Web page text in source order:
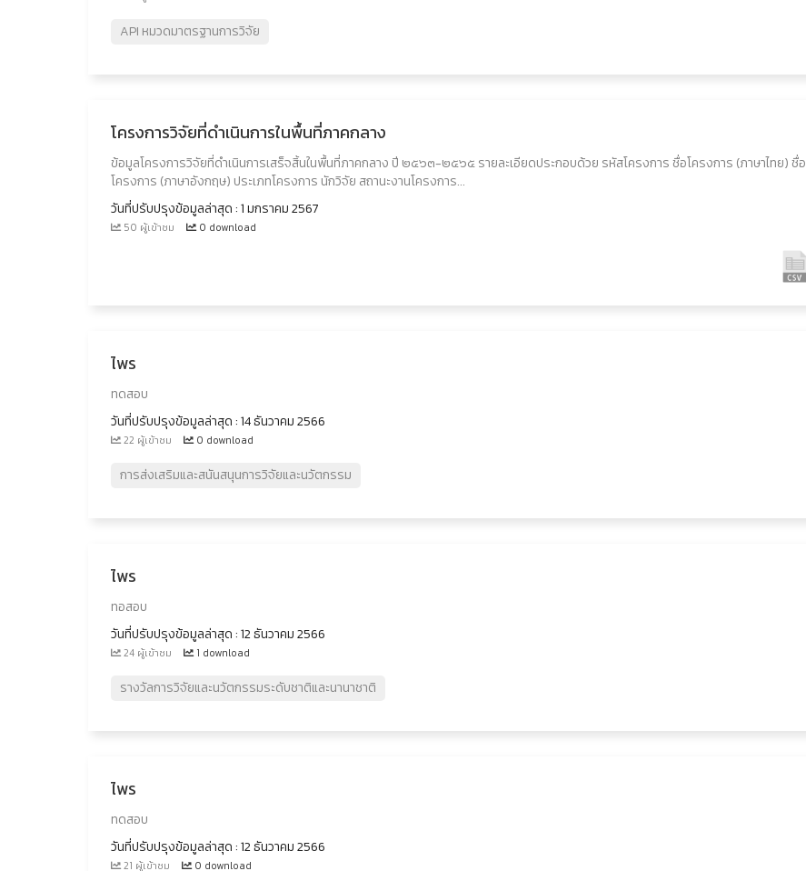
API หมวดมาตรฐานการวิจัย
โครงการวิจัยที่ดำเนินการในพื้นที่ภาคกลาง
ข้อมูลโครงการวิจัยที่ดำเนินการเสร็จสิ้นในพื้นที่ภาคกลาง ปี ๒๕๖๓-๒๕๖๕ รายละเอียดประกอบด้วย รหัสโครงการ ชื่อโครงการ (ภาษาไทย) ชื่อ
โครงการ (ภาษาอังกฤษ) ประเภทโครงการ นักวิจัย สถานะงานโครงการ...
วันที่ปรับปรุงข้อมูลล่าสุด : 1 มกราคม 2567
50 ผู้เข้าชม 0 download
ไพร
ทดสอบ
วันที่ปรับปรุงข้อมูลล่าสุด : 14 ธันวาคม 2566
22 ผู้เข้าชม 0 download
การส่งเสริมและสนันสนุนการวิจัยและนวัตกรรม
ไพร
ทอสอบ
วันที่ปรับปรุงข้อมูลล่าสุด : 12 ธันวาคม 2566
24 ผู้เข้าชม 1 download
รางวัลการวิจัยและนวัตกรรมระดับชาติและนานาชาติ
ไพร
ทดสอบ
วันที่ปรับปรุงข้อมูลล่าสุด : 12 ธันวาคม 2566
21 ผู้เข้าชม 0 download